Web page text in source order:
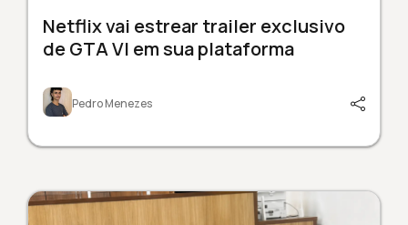
Netflix vai estrear trailer exclusivo
de GTA VI em sua plataforma
Pedro Menezes